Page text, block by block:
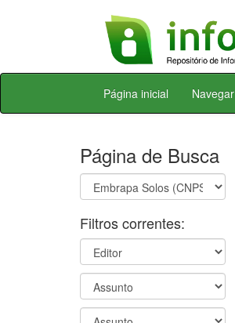
Skip
Página inicial Navegar
Página de Busca
Filtros correntes: